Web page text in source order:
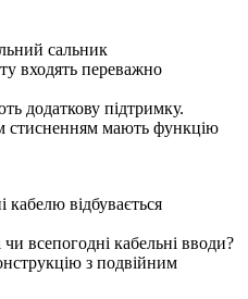
сальник
входять переважно
додаткову підтримку.
стисненням мають функцію
кабелю відбувається
всепогодні кабельні вводи?
з подвійним